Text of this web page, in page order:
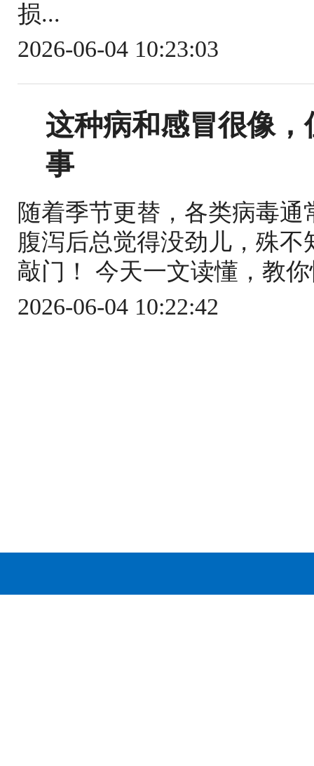
损...
2026-06-04 10:23:03
这种病和感冒很像
事
随着季节更替，各类病毒
腹泻后总觉得没劲儿，殊
敲门！ 今天一文读懂，教
2026-06-04 10:22:42